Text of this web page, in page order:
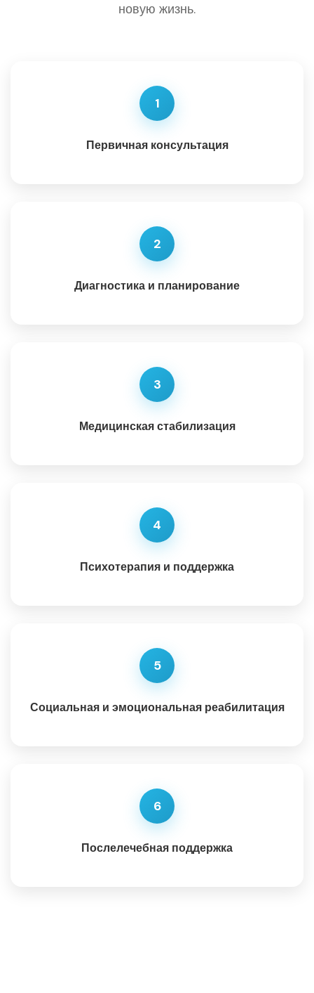
новую жизнь.
1
Первичная консультация
2
Диагностика и планирование
3
Медицинская стабилизация
4
Психотерапия и поддержка
5
Социальная и эмоциональная реабилитация
6
Послелечебная поддержка